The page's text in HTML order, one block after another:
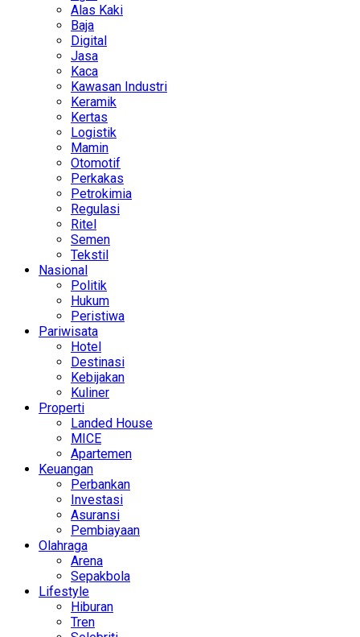
Alas Kaki
Baja
Digital
Jasa
Kaca
Kawasan Industri
Keramik
Kertas
Logistik
Mamin
Otomotif
Perkakas
Petrokimia
Regulasi
Ritel
Semen
Tekstil
Nasional
Politik
Hukum
Peristiwa
Pariwisata
Hotel
Destinasi
Kebijakan
Kuliner
Properti
Landed House
MICE
Apartemen
Keuangan
Perbankan
Investasi
Asuransi
Pembiayaan
Olahraga
Arena
Sepakbola
Lifestyle
Hiburan
Tren